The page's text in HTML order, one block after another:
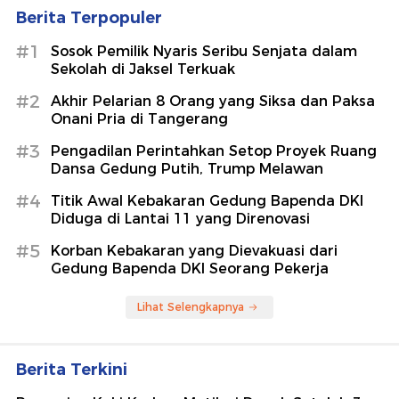
Berita Terpopuler
#1
Sosok Pemilik Nyaris Seribu Senjata dalam
Sekolah di Jaksel Terkuak
#2
Akhir Pelarian 8 Orang yang Siksa dan Paksa
Onani Pria di Tangerang
#3
Pengadilan Perintahkan Setop Proyek Ruang
Dansa Gedung Putih, Trump Melawan
#4
Titik Awal Kebakaran Gedung Bapenda DKI
Diduga di Lantai 11 yang Direnovasi
#5
Korban Kebakaran yang Dievakuasi dari
Gedung Bapenda DKI Seorang Pekerja
Lihat Selengkapnya
Berita Terkini